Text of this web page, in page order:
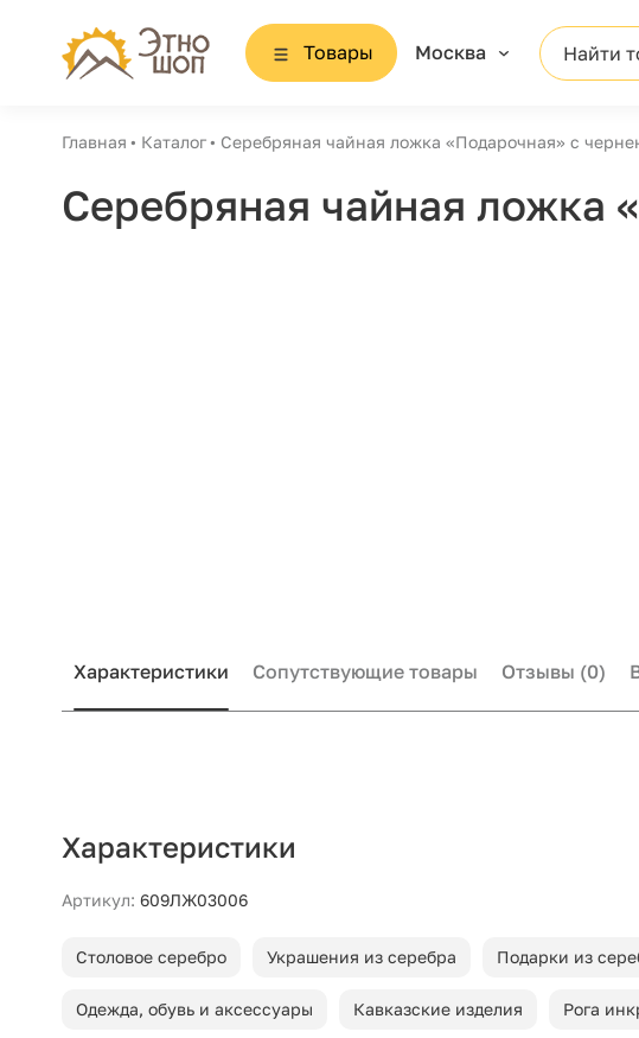
Товары Москва Найти
Главная Каталог Серебряная чайная ложка «Подарочная» с
Серебряная чайная ложка
Характеристики Сопутствующие товары Отзывы (0)
Характеристики
Артикул: 609ЛЖ03006
Столовое серебро Украшения из серебра Подарки из
Одежда, обувь и аксессуары Кавказские изделия Рога